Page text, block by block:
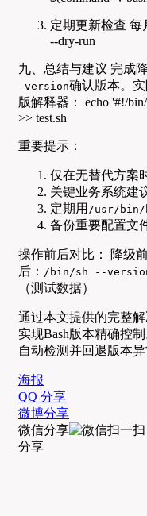
定期更新检查 每
--dry-run
九、总结与建议 完成
-version确认版本。
版解释器： echo '#!/
>> test.sh
重要提示：
仅在无替代方案
关键业务系统建
定期用 /usr/bin/
备份重要配置文
操作前后对比： 降级前
后： /bin/sh --
（测试数据）
通过本文提供的完整
实现Bash版本精确控
自动检测并回退版本异
海报
QQ 分享
微博分享
微信分享
分享